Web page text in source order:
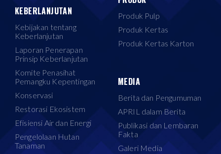
KEBERLANJUTAN
Kebijakan tentang
Keberlanjutan
Laporan Penerapan
Prinsip Keberlanjutan
Komite Penasihat
Pemangku Kepentingan
Konservasi
Restorasi Ekosistem
Efisiensi Air dan Energi
Pengelolaan Hutan
Tanaman
Produk Pulp
Produk Kertas
Produk Kertas Karton
MEDIA
Berita dan Pengumuman
APRIL dalam Berita
Publikasi dan Lembaran
Fakta
Galeri Media